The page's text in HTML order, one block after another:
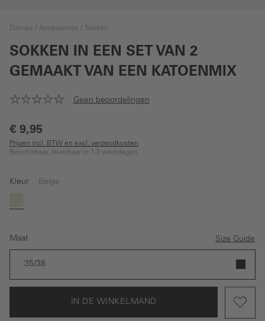
Dames Accessoires Sokken
SOKKEN IN EEN SET VAN 2
GEMAAKT VAN EEN KATOENMIX
Geen beoordelingen
€ 9,95
Prijzen incl. BTW en excl. verzendkosten
Beschikbaar, leverbaar in 1-3 werkdagen
Kleur Beige
Beige
Maat Size Guide
35/38
IN DE WINKELMAND